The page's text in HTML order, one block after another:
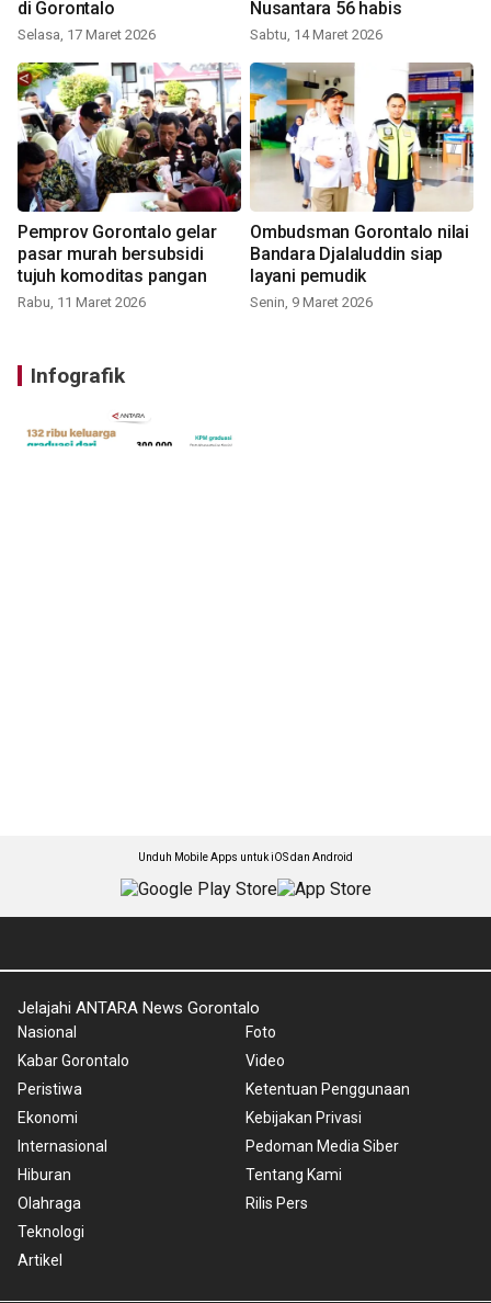
di Gorontalo
Selasa, 17 Maret 2026
Nusantara 56 habis
Sabtu, 14 Maret 2026
Pemprov Gorontalo gelar
pasar murah bersubsidi
tujuh komoditas pangan
Rabu, 11 Maret 2026
Ombudsman Gorontalo nilai
Bandara Djalaluddin siap
layani pemudik
Senin, 9 Maret 2026
Infografik
Unduh Mobile Apps untuk iOS dan Android
Jelajahi ANTARA News Gorontalo
Nasional
Kabar Gorontalo
Peristiwa
Ekonomi
Internasional
Hiburan
Olahraga
Teknologi
Artikel
Foto
Video
Ketentuan Penggunaan
Kebijakan Privasi
Pedoman Media Siber
Tentang Kami
Rilis Pers